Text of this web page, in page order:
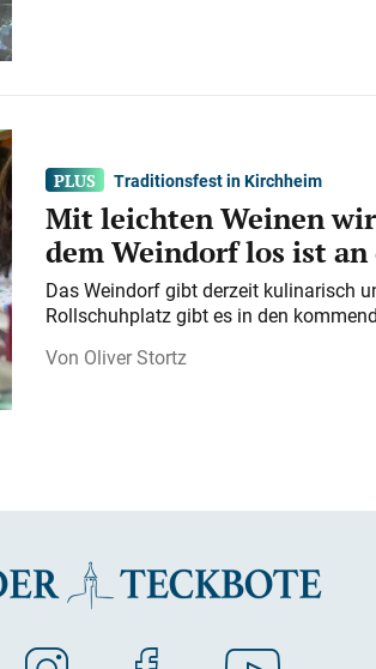
Traditionsfest in Kirchheim
Mit leichten Weinen
dem Weindorf los ist an
Das Weindorf gibt derzeit kulinarisch
Rollschuhplatz gibt es in den
Oliver Stortz